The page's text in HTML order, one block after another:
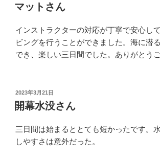
稿
日:
マットさん
インストラクターの対応が丁寧で安心し
ビングを行うことができました。海に潜
でき、楽しい三日間でした。ありがとう
投
稿
日:
2023年3月21日
開幕水没さん
三日間は始まるととても短かったです。
しやすさは意外だった。